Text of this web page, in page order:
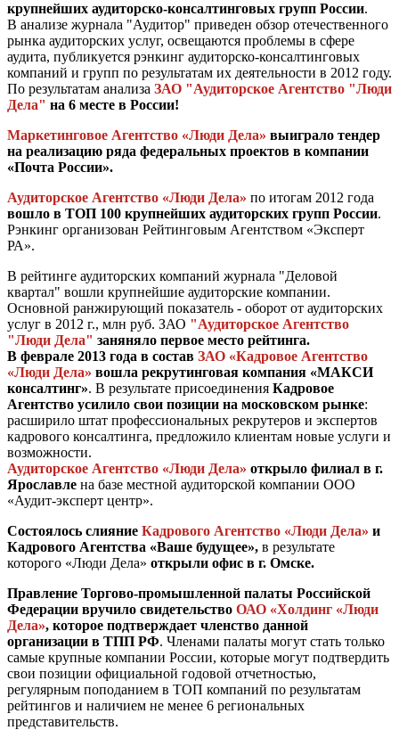
крупнейших аудиторско-консалтинговых групп России.
В анализе журнала "Аудитор" приведен обзор отечественного
рынка аудиторских услуг, освещаются проблемы в сфере
аудита, публикуется рэнкинг аудиторско-консалтинговых
компаний и групп по результатам их деятельности в 2012 году.
По результатам анализа ЗАО "Аудиторское Агентство "Люди
Дела" на 6 месте в России!
Маркетинговое Агентство «Люди Дела» выиграло тендер
на реализацию ряда федеральных проектов в компании
«Почта России».
Аудиторское Агентство «Люди Дела» по итогам 2012 года
вошло в ТОП 100 крупнейших аудиторских групп России.
Рэнкинг организован Рейтинговым Агентством «Эксперт
РА».
В рейтинге аудиторских компаний журнала "Деловой
квартал" вошли крупнейшие аудиторские компании.
Основной ранжирующий показатель - оборот от аудиторских
услуг в 2012 г., млн руб. ЗАО "Аудиторское Агентство
"Люди Дела" заняняло первое место рейтинга.
В феврале 2013 года в состав ЗАО «Кадровое Агентство
«Люди Дела» вошла рекрутинговая компания «МАКСИ
консалтинг». В результате присоединения Кадровое
Агентство усилило свои позиции на московском рынке:
расширило штат профессиональных рекрутеров и экспертов
кадрового консалтинга, предложило клиентам новые услуги и
возможности.
Аудиторское Агентство «Люди Дела» открыло филиал в г.
Ярославле на базе местной аудиторской компании ООО
«Аудит-эксперт центр».
Состоялось слияние Кадрового Агентство «Люди Дела» и
Кадрового Агентства «Ваше будущее», в результате
которого «Люди Дела» открыли офис в г. Омске.
Правление Торгово-промышленной палаты Российской
Федерации вручило свидетельство ОАО «Холдинг «Люди
Дела», которое подтверждает членство данной
организации в ТПП РФ. Членами палаты могут стать только
самые крупные компании России, которые могут подтвердить
свои позиции официальной годовой отчетностью,
регулярным поподанием в ТОП компаний по результатам
рейтингов и наличием не менее 6 региональных
представительств.